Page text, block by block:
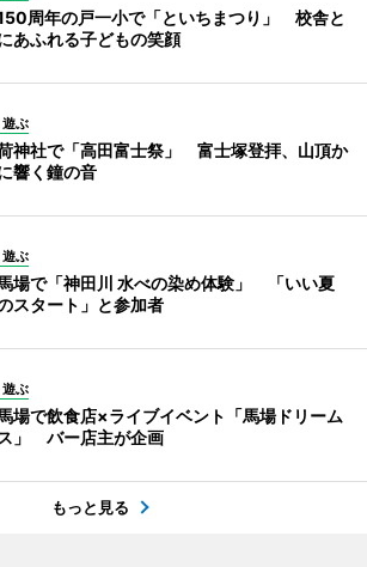
周年の戸一小で「といちまつり」 校舎と
あふれる子どもの笑顔
遊ぶ
神社で「高田富士祭」 富士塚登拝、山頂か
響く鐘の音
遊ぶ
場で「神田川 水べの染め体験」 「いい夏
スタート」と参加者
遊ぶ
場で飲食店×ライブイベント「馬場ドリーム
」 バー店主が企画
もっと見る